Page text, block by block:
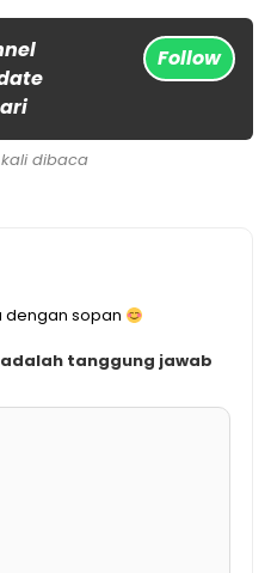
Follow
kali dibaca
dengan sopan
tanggung jawab